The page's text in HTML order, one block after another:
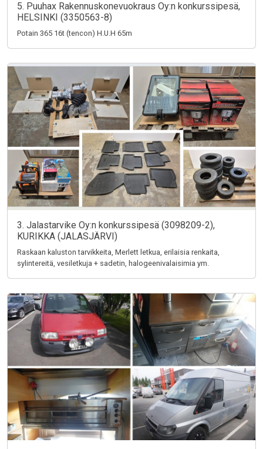
5. Puuhax Rakennuskonevuokraus Oy:n konkurssipesä,
HELSINKI (3350563-8)
Potain 365 16t (tencon) H.U.H 65m
3. Jalastarvike Oy:n konkurssipesä (3098209-2),
KURIKKA (JALASJÄRVI)
Raskaan kaluston tarvikkeita, Merlett letkua, erilaisia renkaita,
sylintereitä, vesiletkuja + sadetin, halogeenivalaisimia ym.